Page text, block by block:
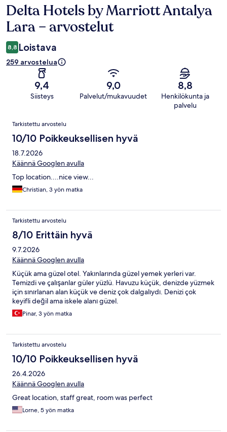
Arvostelut
Delta Hotels by Marriott Antalya
Lara – arvostelut
8,8 Loistava
259 arvostelua
9,4
Siisteys
9,0
Palvelut/mukavuudet
8,8
Henkilökunta ja
palvelu
Arvostelut
Tarkistettu arvostelu
10/10 Poikkeuksellisen hyvä
18.7.2026
Käännä Googlen avulla
Top location....nice view...
Christian, 3 yön matka
Tarkistettu arvostelu
8/10 Erittäin hyvä
9.7.2026
Käännä Googlen avulla
Küçük ama güzel otel. Yakınlarında güzel yemek yerleri var.
Temizdi ve çalışanlar güler yüzlü. Havuzu küçük, denizde yüzmek
için sınırlanan alan küçük ve deniz çok dalgalıydı. Denizi çok
keyifli değil ama iskele alanı güzel.
Pinar, 3 yön matka
Tarkistettu arvostelu
10/10 Poikkeuksellisen hyvä
26.4.2026
Käännä Googlen avulla
Great location, staff great, room was perfect
Lorne, 5 yön matka